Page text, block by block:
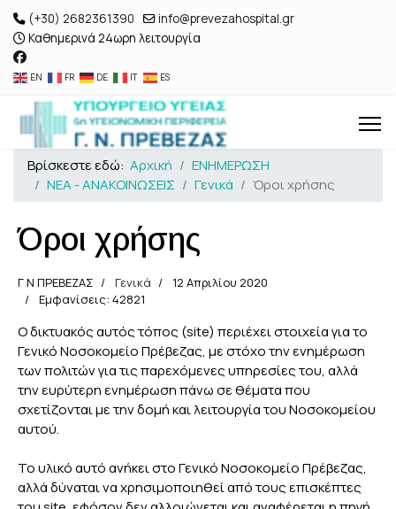
(+30) 2682361390
info@prevezahospital.gr
Καθημερινά 24ωρη λειτουργία
EN FR DE IT ES
Βρίσκεστε εδώ: Αρχική
ΕΝΗΜΕΡΩΣΗ
ΝΕΑ - ΑΝΑΚΟΙΝΩΣΕΙΣ
Γενικά Όροι χρήσης
Όροι χρήσης
Γ Ν ΠΡΕΒΕΖΑΣ Γενικά
12 Απριλίου 2020
Εμφανίσεις: 42821
Ο δικτυακός αυτός τόπος (site) περιέχει στοιχεία για το
Γενικό Νοσοκομείο Πρέβεζας, με στόχο την ενημέρωση
των πολιτών για τις παρεχόμενες υπηρεσίες του, αλλά
την ευρύτερη ενημέρωση πάνω σε θέματα που
σχετίζονται με την δομή και λειτουργία του Νοσοκομείου
αυτού.
Το υλικό αυτό ανήκει στο Γενικό Νοσοκομείο Πρέβεζας,
αλλά δύναται να χρησιμοποιηθεί από τους επισκέπτες